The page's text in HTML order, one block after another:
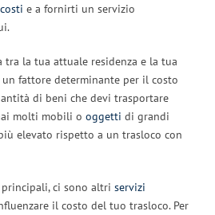
costi e a fornirti un servizio
tra la tua attuale residenza e la tua
un fattore determinante per il costo
di beni che devi trasportare
molti mobili o oggetti di grandi
elevato rispetto a un trasloco con
ci sono altri servizi
il costo del tuo trasloco. Per